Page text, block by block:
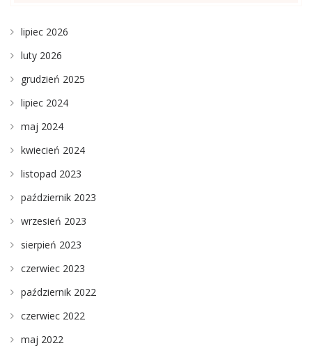
lipiec 2026
luty 2026
grudzień 2025
lipiec 2024
maj 2024
kwiecień 2024
listopad 2023
październik 2023
wrzesień 2023
sierpień 2023
czerwiec 2023
październik 2022
czerwiec 2022
maj 2022